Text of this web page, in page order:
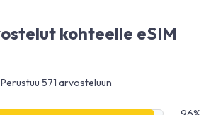
kohteelle eSIM
571 arvosteluun